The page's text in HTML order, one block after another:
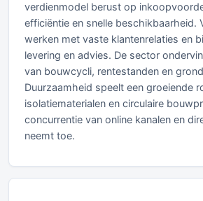
verdienmodel berust op
efficiëntie en snelle beschikbaarheid.
werken met vaste klantenrelaties en
levering en advies. De sector
van bouwcycli, rentestanden en
Duurzaamheid speelt een groeiende
isolatiematerialen en circulaire
concurrentie van online kanalen en
neemt toe.